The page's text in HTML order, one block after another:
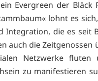
Evergreen der Bläck
lohnt es
Integration, die es seit
auch die Zeitgenossen
Netzwerke fluten
zu manifestieren